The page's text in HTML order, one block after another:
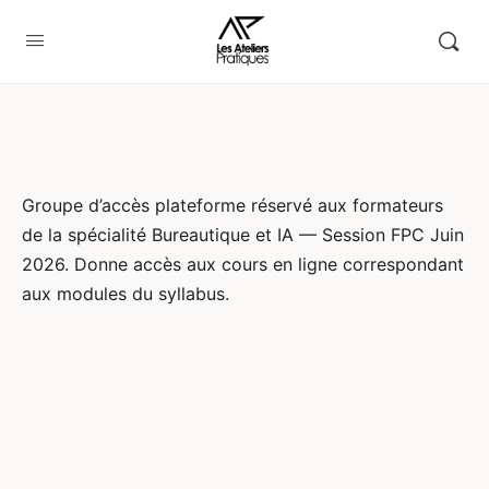
Groupe d’accès plateforme réservé aux formateurs
de la spécialité Bureautique et IA — Session FPC Juin
2026. Donne accès aux cours en ligne correspondant
aux modules du syllabus.